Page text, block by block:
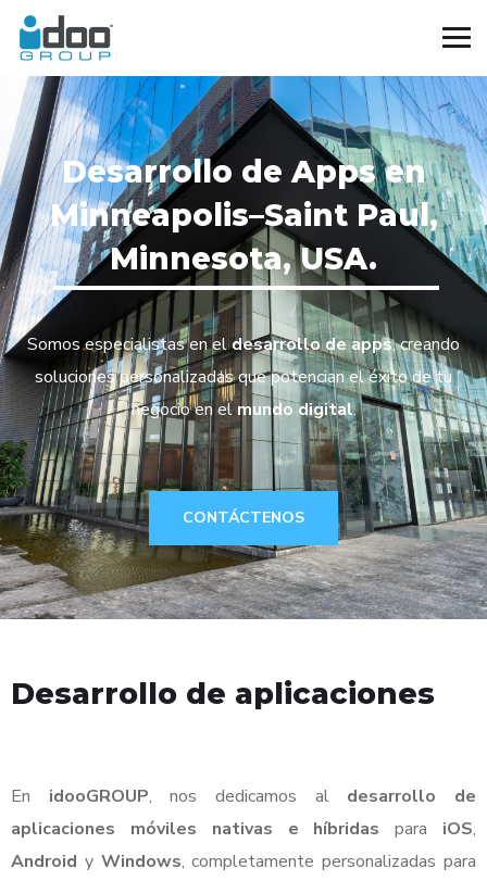
Desarrollo de Apps en
Minneapolis–Saint Paul,
Minnesota, USA.
Somos especialistas en eldesarrollo de apps, creando
soluciones personalizadas que potencian el éxito de tu
negocio en elmundo digital.
CONTÁCTENOS
Desarrollo de aplicaciones
En idooGROUP, nos dedicamos al desarrollo de
aplicaciones móviles nativas e híbridas para iOS,
Android y Windows, completamente personalizadas para